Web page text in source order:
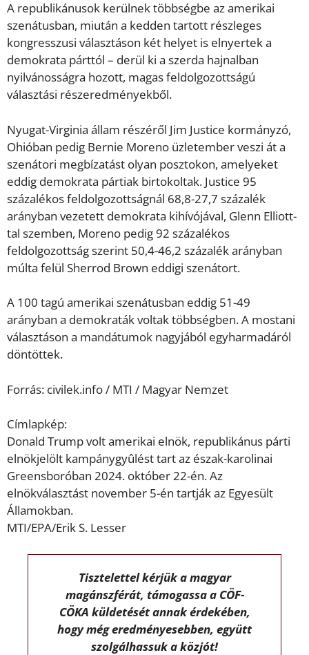
A republikánusok kerülnek többségbe az amerikai
szenátusban, miután a kedden tartott részleges
kongresszusi választáson két helyet is elnyertek a
demokrata párttól – derül ki a szerda hajnalban
nyilvánosságra hozott, magas feldolgozottságú
választási részeredményekből.
Nyugat-Virginia állam részéről Jim Justice kormányzó,
Ohióban pedig Bernie Moreno üzletember veszi át a
szenátori megbízatást olyan posztokon, amelyeket
eddig demokrata pártiak birtokoltak. Justice 95
százalékos feldolgozottságnál 68,8-27,7 százalék
arányban vezetett demokrata kihívójával, Glenn Elliott-
tal szemben, Moreno pedig 92 százalékos
feldolgozottság szerint 50,4-46,2 százalék arányban
múlta felül Sherrod Brown eddigi szenátort.
A 100 tagú amerikai szenátusban eddig 51-49
arányban a demokraták voltak többségben. A mostani
választáson a mandátumok nagyjából egyharmadáról
döntöttek.
Forrás: civilek.info / MTI / Magyar Nemzet
Címlapkép:
Donald Trump volt amerikai elnök, republikánus párti
elnökjelölt kampánygyûlést tart az észak-karolinai
Greensboróban 2024. október 22-én. Az
elnökválasztást november 5-én tartják az Egyesült
Államokban.
MTI/EPA/Erik S. Lesser
Tisztelettel kérjük a magyar
magánszférát, támogassa a CÖF-
CÖKA küldetését annak érdekében,
hogy még eredményesebben, együtt
szolgálhassuk a közjót!